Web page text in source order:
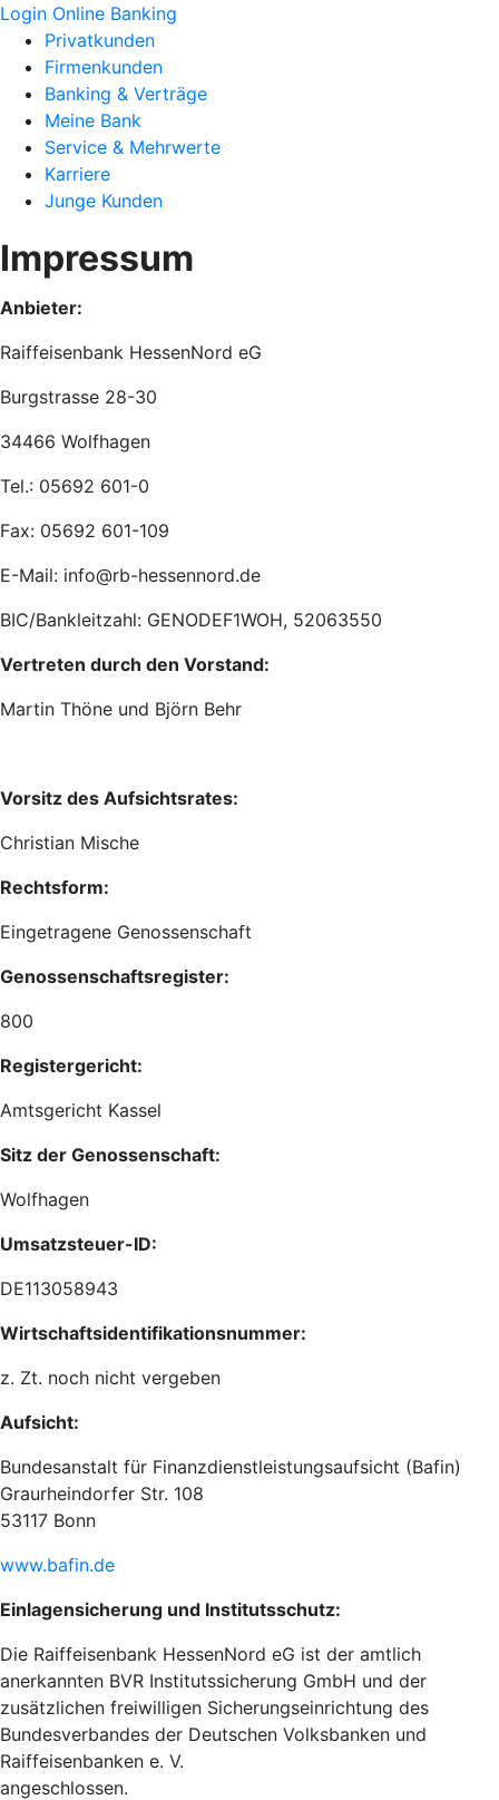
Login Online Banking
Privatkunden
Firmenkunden
Banking & Verträge
Meine Bank
Service & Mehrwerte
Karriere
Junge Kunden
Impressum
Anbieter:
Raiffeisenbank HessenNord eG
Burgstrasse 28-30
34466 Wolfhagen
Tel.: 05692 601-0
Fax: 05692 601-109
E-Mail: info@rb-hessennord.de
BIC/Bankleitzahl: GENODEF1WOH, 52063550
Vertreten durch den Vorstand:
Martin Thöne und Björn Behr
Vorsitz des Aufsichtsrates:
Christian Mische
Rechtsform:
Eingetragene Genossenschaft
Genossenschaftsregister:
800
Registergericht:
Amtsgericht Kassel
Sitz der Genossenschaft:
Wolfhagen
Umsatzsteuer-ID:
DE113058943
Wirtschaftsidentifikationsnummer:
z. Zt. noch nicht vergeben
Aufsicht:
Bundesanstalt für Finanzdienstleistungsaufsicht (Bafin)
Graurheindorfer Str. 108
53117 Bonn
www.bafin.de
Einlagensicherung und Institutsschutz:
Die Raiffeisenbank HessenNord eG ist der amtlich
anerkannten BVR Institutssicherung GmbH und der
zusätzlichen freiwilligen Sicherungseinrichtung des
Bundesverbandes der Deutschen Volksbanken und
Raiffeisenbanken e. V.
angeschlossen.